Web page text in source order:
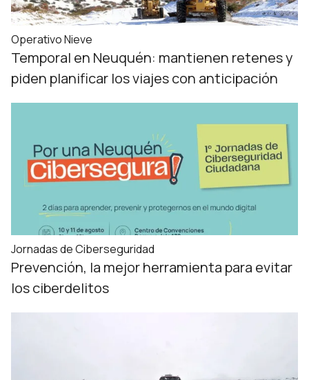
Operativo Nieve
Temporal en Neuquén: mantienen retenes y
piden planificar los viajes con anticipación
Jornadas de Ciberseguridad
Prevención, la mejor herramienta para evitar
los ciberdelitos